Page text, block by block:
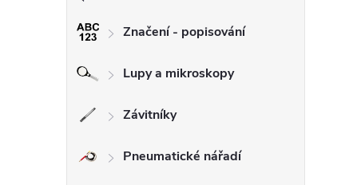
Značení - popisování
Lupy a mikroskopy
Závitníky
Pneumatické nářadí